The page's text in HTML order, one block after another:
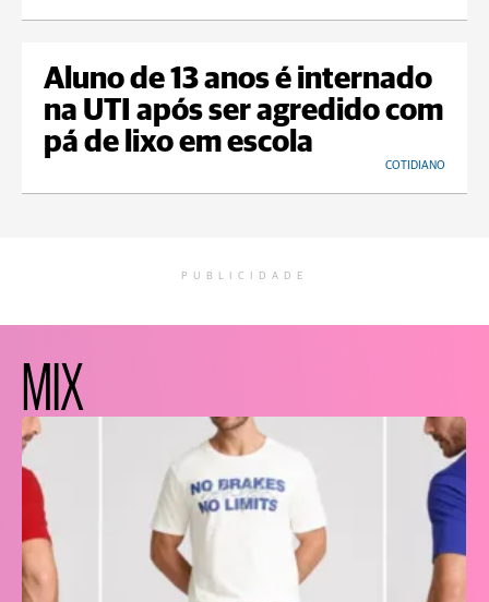
Aluno de 13 anos é internado
na UTI após ser agredido com
pá de lixo em escola
COTIDIANO
PUBLICIDADE
MIX